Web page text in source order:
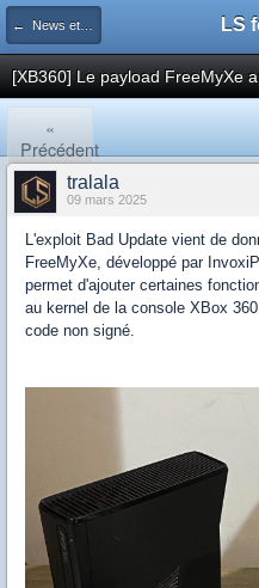
← News et actualités postées sur LS LS
[XB360] Le payload FreeMyXe
«
Précédent
tralala
09 mars 2025
L'exploit Bad Update vient de
FreeMyXe, développé par
permet d'ajouter certaines
au kernel de la console XBox
code non signé.